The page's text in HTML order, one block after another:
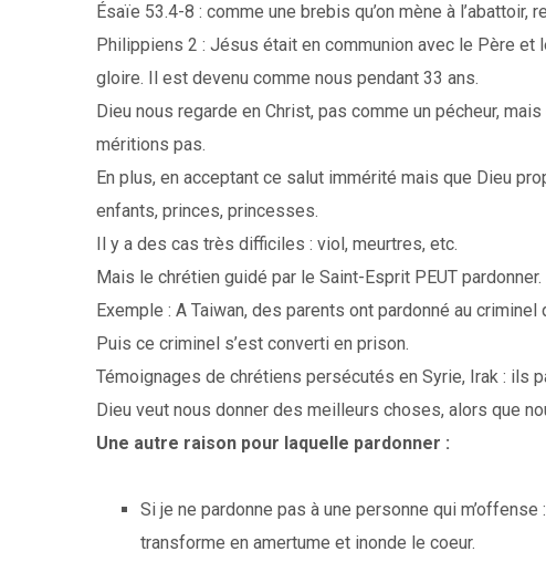
Ésaïe 53.4-8 : comme une brebis qu’on mène à l’abattoir,
Philippiens 2 : Jésus était en communion avec le Père
gloire. Il est devenu comme nous pendant 33 ans.
Dieu nous regarde en Christ, pas comme un pécheur,
méritions pas.
En plus, en acceptant ce salut immérité mais que Dieu
enfants, princes, princesses.
Il y a des cas très difficiles : viol, meurtres, etc.
Mais le chrétien guidé par le Saint-Esprit PEUT pardonner.
Exemple : A Taiwan, des parents ont pardonné au
Puis ce criminel s’est converti en prison.
Témoignages de chrétiens persécutés en Syrie, Irak : ils
Dieu veut nous donner des meilleurs choses, alors que
Une autre raison pour laquelle pardonner :
Si je ne pardonne pas à une personne qui
transforme en amertume et inonde le coeur.